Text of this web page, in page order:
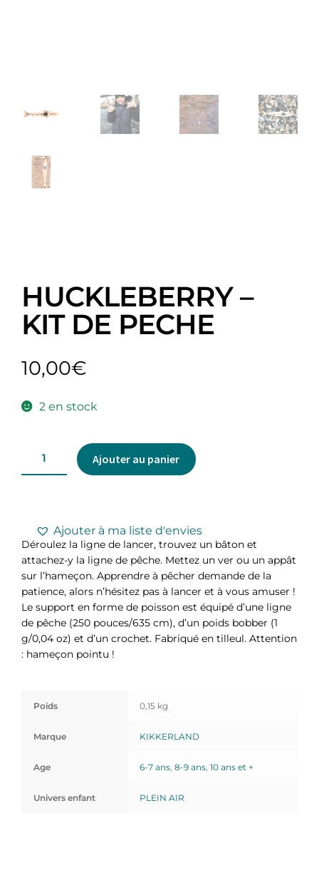
HUCKLEBERRY –
KIT DE PECHE
10,00€
2 en stock
Ajouter au panier
Ajouter à ma liste d'envies
Déroulez la ligne de lancer, trouvez un bâton et
attachez-y la ligne de pêche. Mettez un ver ou un appât
sur l’hameçon. Apprendre à pêcher demande de la
patience, alors n’hésitez pas à lancer et à vous amuser !
Le support en forme de poisson est équipé d’une ligne
de pêche (250 pouces/635 cm), d’un poids bobber (1
g/0,04 oz) et d’un crochet. Fabriqué en tilleul. Attention
: hameçon pointu !
Poids 0,15 kg
Marque KIKKERLAND
Age 6-7 ans, 8-9 ans, 10 ans et +
Univers enfant PLEIN AIR